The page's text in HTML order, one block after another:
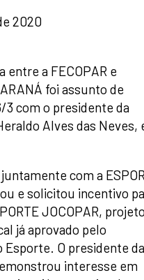
2020
entre a FECOPAR e
foi assunto de
3 com o presidente da
Alves das Neves,
juntamente com a
e solicitou incentivo
JOCOPAR,
já aprovado pelo
Esporte. O presidente da
interesse em